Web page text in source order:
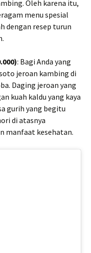
Oleh karena itu,
menu spesial
dengan resep turun
: Bagi Anda yang
jeroan kambing di
Daging jeroan yang
kuah kaldu yang kaya
gurih yang begitu
di atasnya
manfaat kesehatan.